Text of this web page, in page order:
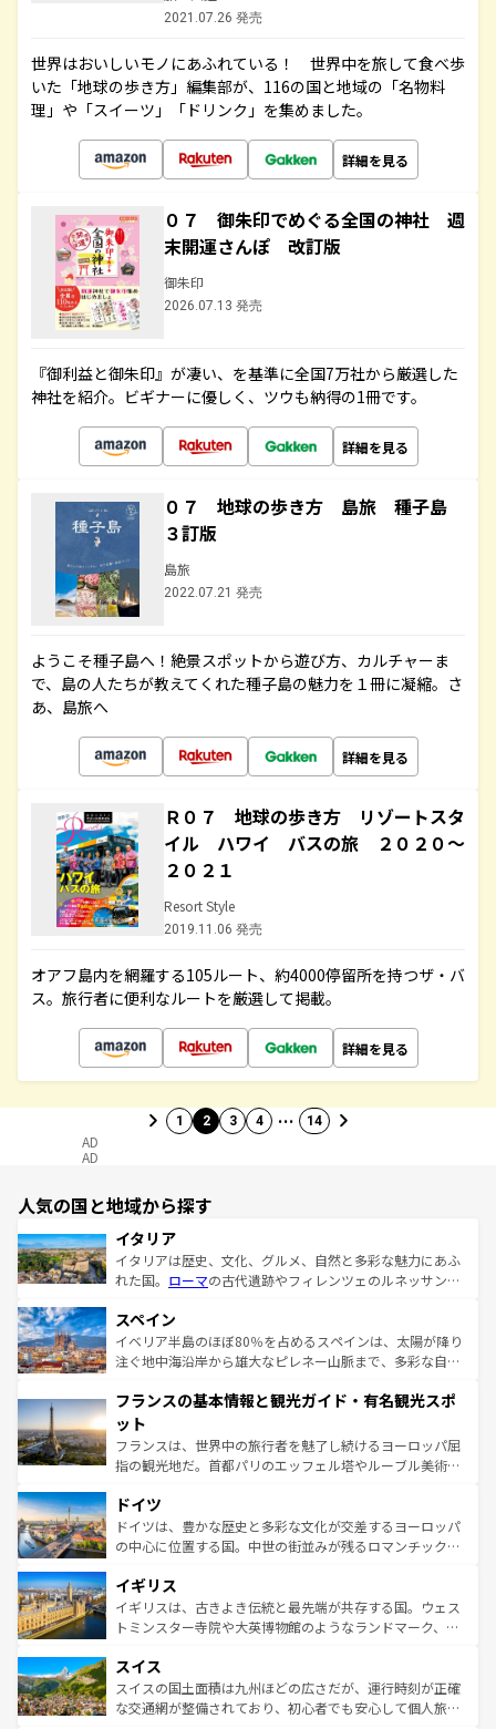
2021.07.26 発売
世界はおいしいモノにあふれている！ 世界中を旅して食べ歩
いた「地球の歩き方」編集部が、116の国と地域の「名物料
理」や「スイーツ」「ドリンク」を集めました。
詳細を見る
０７ 御朱印でめぐる全国の神社 週
末開運さんぽ 改訂版
御朱印
2026.07.13 発売
『御利益と御朱印』が凄い、を基準に全国7万社から厳選した
神社を紹介。ビギナーに優しく、ツウも納得の1冊です。
詳細を見る
０７ 地球の歩き方 島旅 種子島
３訂版
島旅
2022.07.21 発売
ようこそ種子島へ！絶景スポットから遊び方、カルチャーま
で、島の人たちが教えてくれた種子島の魅力を１冊に凝縮。さ
あ、島旅へ
詳細を見る
Ｒ０７ 地球の歩き方 リゾートスタ
イル ハワイ バスの旅 ２０２０～
２０２１
Resort Style
2019.11.06 発売
オアフ島内を網羅する105ルート、約4000停留所を持つザ・バ
ス。旅行者に便利なルートを厳選して掲載。
詳細を見る
1 2 3 4 … 14
AD
AD
人気の国と地域から探す
イタリア
イタリアは歴史、文化、グルメ、自然と多彩な魅力にあふ
れた国。 ローマの古代遺跡やフィレンツェのルネッサンス
ろん、トスカーナの美しい田園風景やアマルフィ海岸の絶
景など、自然景観も見逃せない。観光の合間には、本場の
ピザやパスタなど、絶品のイタリア料理を堪能することも
ませてくれるイタリアで、忘れられない旅をしてみよう！
なお、新着のイタリア情報は
しい。
スペイン
イベリア半島のほぼ80％を占めるスペインは、太陽が降り
注ぐ地中海沿岸から雄大なピレネー山脈まで、多彩な自然
文化が根付くこの国では、情熱的なフラメンコ、熱気あふ
れる闘牛、そして美味しいタパスが生活の一部となってい
る。首都マドリードの洗練された雰囲気や、バルセロナの
アートに溢れた街角から、地方では古代ローマ遺跡や中世
せる。地方によって風土や気候が異なるスペインはその個
性で訪れる人を魅了する。 なお、新着のスペイン情報は コ
ンテンツ一覧を参照してほしい。
フランスの基本情報と観光ガイド・有名観光スポ
ット
フランスは、世界中の旅行者を魅了し続けるヨーロッパ屈
指の観光地だ。首都パリのエッフェル塔やルーブル美術館
で、幅広い魅力が詰まっている。華麗な宮殿、歴史的な大
聖堂、美しいビーチ、そして豊かな自然が、訪れる者を心
から魅了する。また、フランスは美食の国としても知ら
いる。シャンパンの発祥地であるランス、プロヴァンスの
香り高いラベンダー畑など、多彩な楽しみ方が可能だ。さ
らに、パリ以外の地域にも魅力が溢れており、どの街角に
れる地方に足を運ぶとそれぞれで全く異なる文化を体験で
きるだろう。 なお、新着のフランス情報はコンテンツ一覧
を参照してほしい。
ドイツ
ドイツは、豊かな歴史と多彩な文化が交差するヨーロッパ
の中心に位置する国。中世の街並みが残るロマンチック街
顔を持つこの国は、どこを歩いても飽きることがない。ベ
ルリンの文化的活気、バイエルン州のアルプスの絶景、そ
してライン川沿いのワイン畑といった風景は必見。ビール
は、お酒好きな人にはぜひ体験してほしい。 なお、新着の
ドイツ情報はコンテンツ一覧を参照してほしい。
イギリス
イギリスは、古きよき伝統と最先端が共存する国。ウェス
トミンスター寺院や大英博物館のようなランドマーク、歴
リアごとに異なる魅力がある。また、優雅なアフタヌーン
ティー、ビール好きにはたまらない英国パブ、サッカー観
戦など、本場だからこそできる体験も豊富。イギリスを旅
スイス
スイスの国土面積は九州ほどの広さだが、運行時刻が正確
な交通網が整備されており、初心者でも安心して個人旅行